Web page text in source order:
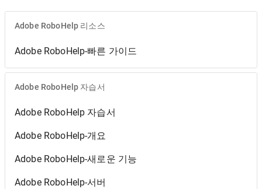
Adobe RoboHelp 리소스
Adobe RoboHelp-빠른 가이드
Adobe RoboHelp 자습서
Adobe RoboHelp 자습서
Adobe RoboHelp-개요
Adobe RoboHelp-새로운 기능
Adobe RoboHelp-서버